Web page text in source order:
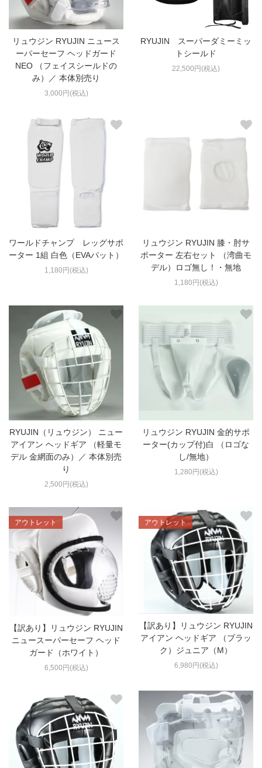
リュウジン RYUJIN ニュース
ーパーセーフ ヘッドガード
NEO （フェイスシールドの
み）／ 本体別売り
3,000円(税込)
RYUJIN スーパーダミーミッ
トシールド
22,500円(税込)
ワールドチャンプ レッグサポ
ーター 1組 白色（EVAパット）
1,180円(税込)
リュウジン RYUJIN 膝・肘サ
ポーター 左右セット （湾曲モ
デル）ロゴ無し！・無地
1,180円(税込)
RYUJIN（リュウジン） ニュー
アイアン ヘッドギア （軽量モ
デル 金網面のみ）／ 本体別売
り
2,500円(税込)
リュウジン RYUJIN 金的サポ
ーター(カップ付)白 （ロゴな
し/無地）
1,280円(税込)
アウトレット
【訳あり】リュウジン RYUJIN
ニュースーパーセーフ ヘッド
ガード（ホワイト）
6,500円(税込)
アウトレット
【訳あり】リュウジン RYUJIN
アイアン ヘッドギア （ブラッ
ク）ジュニア（M）
6,980円(税込)